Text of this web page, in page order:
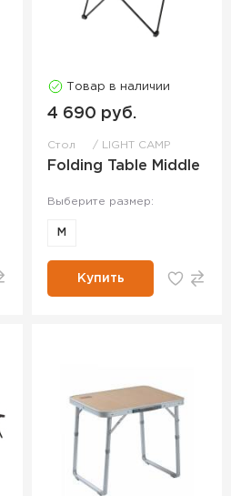
Товар в наличии
4 690 руб.
Стол LIGHT CAMP
Folding Table Middle
Выберите размер:
M
Купить